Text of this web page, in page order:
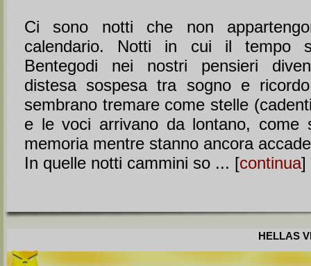
Ci sono notti che non
calendario. Notti in cui il tempo
Bentegodi nei nostri pensieri
distesa sospesa tra sogno e
sembrano tremare come stelle
e le voci arrivano da lontano, come
memoria mentre stanno ancora
In quelle notti cammini so ... [continua]
HELLAS